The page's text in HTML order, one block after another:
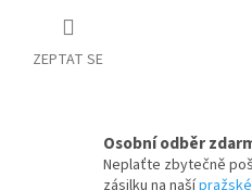
ZEPTAT SE
Osobní odběr
Neplaťte zbytečně